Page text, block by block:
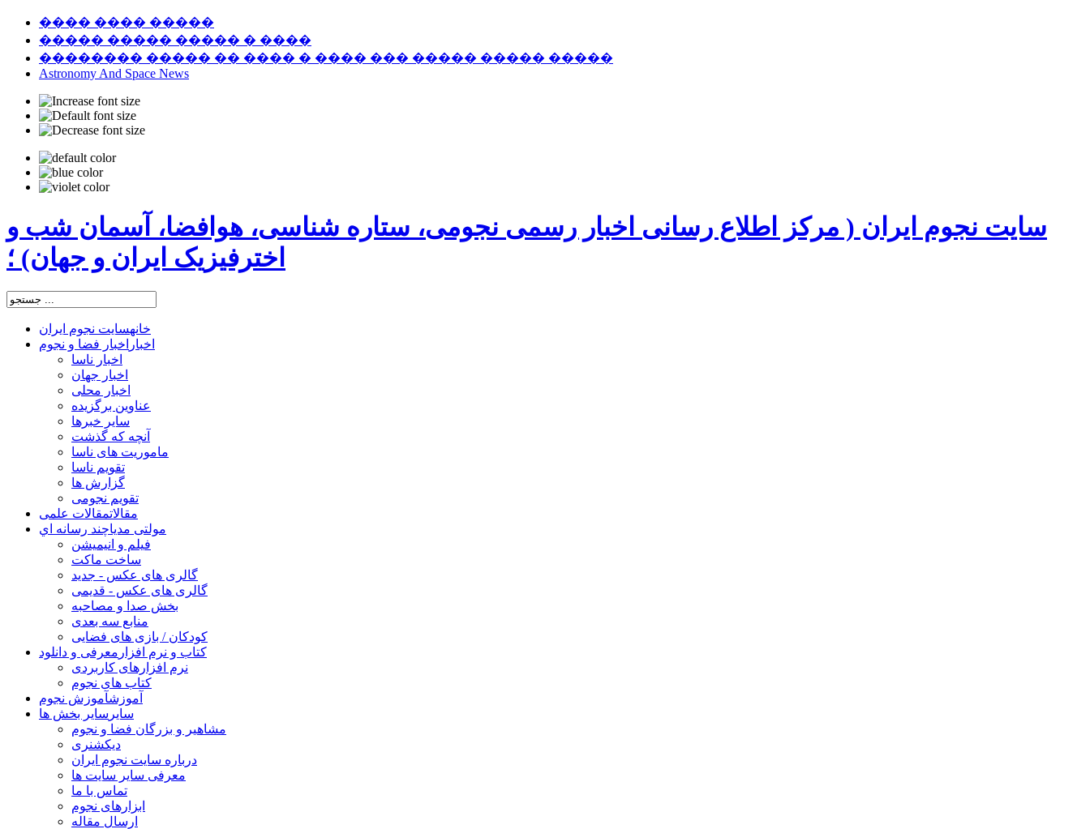
���� ���� �����
����� ����� ����� � ����
�������� ����� �� ���� � ���� ��� ����� ����� �����
Astronomy And Space News
سایت نجوم ایران ( مرکز اطلاع رسانی اخبار رسمی نجومی، ستاره شناسی، هوافضا، آسمان شب و
اخترفیزیک ایران و جهان) ؛
خانهسایت نجوم ایران
اخبار اخبار فضا و نجوم
اخبار ناسا
اخبار جهان
اخبار محلی
عناوین برگزیده
سایر خبرها
آنچه که گذشت
ماموریت های ناسا
تقویم ناسا
گزارش ها
تقویم نجومی
مقالاتمقالات علمی
مولتی مدیاچند رسانه اي
فیلم و انیمیشن
ساخت ماکت
گالری های عکس - جدید
گالری های عکس - قدیمی
بخش صدا و مصاحبه
منابع سه بعدی
کودکان / بازی های فضایی
کتاب و نرم افزار معرفی و دانلود
نرم افزارهای کاربردی
کتاب های نجوم
آموزشآموزش نجوم
سایر سایر بخش ها
مشاهیر و بزرگان فضا و نجوم
دیکشنری
درباره سایت نجوم ایران
معرفی سایر سایت ها
تماس با ما
ابزارهای نجوم
ارسال مقاله